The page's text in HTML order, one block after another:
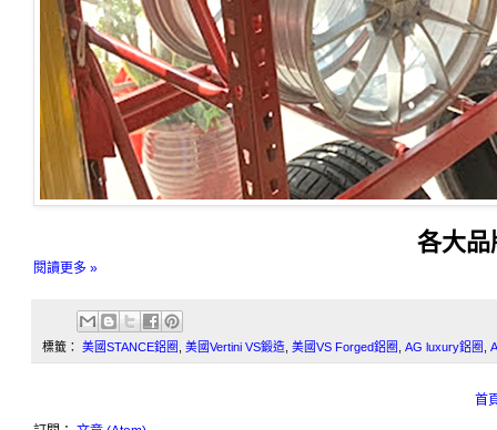
各大品
閱讀更多 »
標籤： 美國STANCE鋁圈 美國Vertini VS鍛造 美國VS Forged鋁圈 AG luxury鋁圈
首